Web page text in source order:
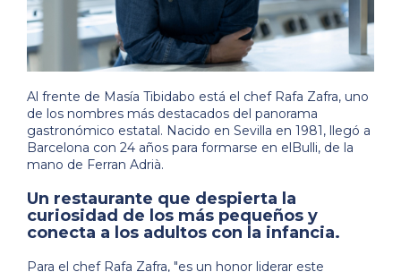
Al frente de Masía Tibidabo está el chef Rafa Zafra, uno
de los nombres más destacados del panorama
gastronómico estatal. Nacido en Sevilla en 1981, llegó a
Barcelona con 24 años para formarse en elBulli, de la
mano de Ferran Adrià.
Un restaurante que despierta la
curiosidad de los más pequeños y
conecta a los adultos con la infancia.
Para el chef Rafa Zafra, "es un honor liderar este